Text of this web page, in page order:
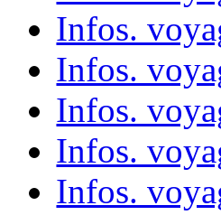
Infos.
Infos.
Infos.
Infos.
Infos.